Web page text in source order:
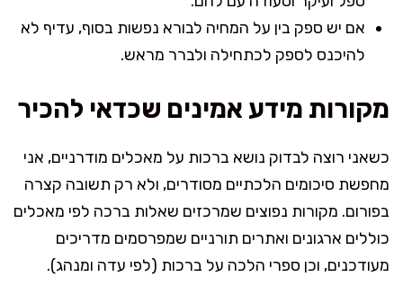
אם יש ספק בין על המחיה לבורא נפשות בסוף, עדיף לא
להיכנס לספק לכתחילה ולברר מראש.
מקורות מידע אמינים שכדאי להכיר
כשאני רוצה לבדוק נושא ברכות על מאכלים מודרניים, אני
מחפשת סיכומים הלכתיים מסודרים, ולא רק תשובה קצרה
בפורום. מקורות נפוצים שמרכזים שאלות ברכה לפי מאכלים
כוללים ארגונים ואתרים תורניים שמפרסמים מדריכים
מעודכנים, וכן ספרי הלכה על ברכות (לפי עדה ומנהג).